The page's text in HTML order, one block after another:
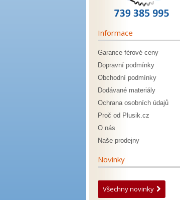
Informace
Garance férové ceny
Dopravní podmínky
Obchodní podmínky
Dodávané materiály
Ochrana osobních údajů
Proč od Plusik.cz
O nás
Naše prodejny
Novinky
Všechny novinky